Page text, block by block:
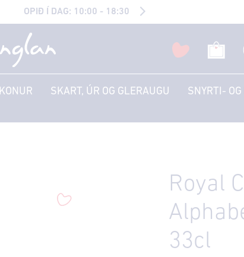
OPIÐ Í DAG: 10:00 - 18:30
KONUR SKART, ÚR OG GLERAUGU SNYRTI-
Royal
33cl